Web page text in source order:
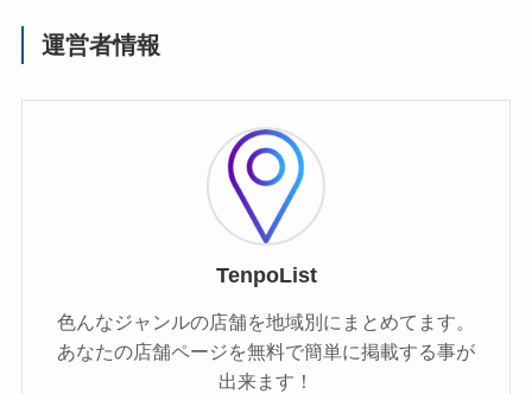
運営者情報
TenpoList
色んなジャンルの店舗を地域別にまとめてます。
あなたの店舗ページを無料で簡単に掲載する事が
出来ます！